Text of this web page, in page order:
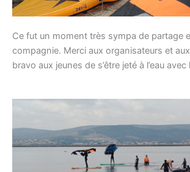
Ce fut un moment très sympa de partage
compagnie. Merci aux organisateurs et
bravo aux jeunes de s’être jeté à l’eau avec